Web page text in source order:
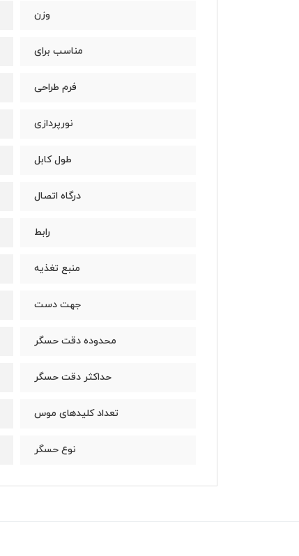
وزن
مناسب برای
فرم طراحی
نورپردازی
طول کابل
درگاه اتصال
رابط
منبع تغذیه
جهت دست
محدوده دقت حسگر
حداکثر دقت حسگر
تعداد کلیدهای موس
نوع حسگر